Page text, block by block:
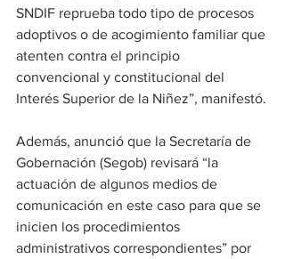
SNDIF reprueba todo tipo de procesos
adoptivos o de acogimiento familiar que
atenten contra el principio
convencional y constitucional del
Interés Superior de la Niñez”, manifestó.
Además, anunció que la Secretaría de
Gobernación (Segob) revisará “la
actuación de algunos medios de
comunicación en este caso para que se
inicien los procedimientos
administrativos correspondientes” por